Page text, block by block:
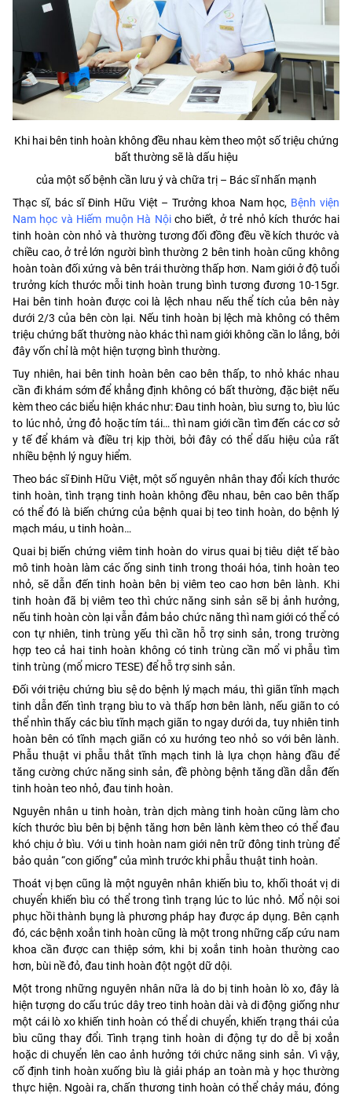
Khi hai bên tinh hoàn không đều nhau kèm theo một số triệu chứng
bất thường sẽ là dấu hiệu
của một số bệnh cần lưu ý và chữa trị – Bác sĩ nhấn mạnh
Thạc sĩ, bác sĩ Đinh Hữu Việt – Trưởng khoa Nam học, Bệnh viện
Nam học và Hiếm muộn Hà Nộicho biết, ở trẻ nhỏ kích thước hai
tinh hoàn còn nhỏ và thường tương đối đồng đều về kích thước và
chiều cao, ở trẻ lớn người bình thường 2 bên tinh hoàn cũng không
hoàn toàn đối xứng và bên trái thường thấp hơn. Nam giới ở độ tuổi
trưởng kích thước mỗi tinh hoàn trung bình tương đương 10-15gr.
Hai bên tinh hoàn được coi là lệch nhau nếu thể tích của bên này
dưới 2/3 của bên còn lại. Nếu tinh hoàn bị lệch mà không có thêm
triệu chứng bất thường nào khác thì nam giới không cần lo lắng, bởi
đây vốn chỉ là một hiện tượng bình thường.
Tuy nhiên, hai bên tinh hoàn bên cao bên thấp, to nhỏ khác nhau
cần đi khám sớm để khẳng định không có bất thường, đặc biệt nếu
kèm theo các biểu hiện khác như: Đau tinh hoàn, bìu sưng to, bìu lúc
to lúc nhỏ, ửng đỏ hoặc tím tái… thì nam giới cần tìm đến các cơ sở
y tế để khám và điều trị kịp thời, bởi đây có thể dấu hiệu của rất
nhiều bệnh lý nguy hiểm.
Theo bác sĩ Đinh Hữu Việt, một số nguyên nhân thay đổi kích thước
tinh hoàn, tình trạng tinh hoàn không đều nhau, bên cao bên thấp
có thể đó là biến chứng của bệnh quai bị teo tinh hoàn, do bệnh lý
mạch máu, u tinh hoàn…
Quai bị biến chứng viêm tinh hoàn do virus quai bị tiêu diệt tế bào
mô tinh hoàn làm các ống sinh tinh trong thoái hóa, tinh hoàn teo
nhỏ, sẽ dẫn đến tinh hoàn bên bị viêm teo cao hơn bên lành. Khi
tinh hoàn đã bị viêm teo thì chức năng sinh sản sẽ bị ảnh hưởng,
nếu tinh hoàn còn lại vẫn đảm bảo chức năng thì nam giới có thể có
con tự nhiên, tinh trùng yếu thì cần hỗ trợ sinh sản, trong trường
hợp teo cả hai tinh hoàn không có tinh trùng cần mổ vi phẫu tìm
tinh trùng (mổ micro TESE) để hỗ trợ sinh sản.
Đối với triệu chứng bìu sệ do bệnh lý mạch máu, thì giãn tĩnh mạch
tinh dẫn đến tình trạng bìu to và thấp hơn bên lành, nếu giãn to có
thể nhìn thấy các bìu tĩnh mạch giãn to ngay dưới da, tuy nhiên tinh
hoàn bên có tĩnh mạch giãn có xu hướng teo nhỏ so với bên lành.
Phẫu thuật vi phẫu thắt tĩnh mạch tinh là lựa chọn hàng đầu để
tăng cường chức năng sinh sản, đề phòng bệnh tăng dần dẫn đến
tinh hoàn teo nhỏ, đau tinh hoàn.
Nguyên nhân u tinh hoàn, tràn dịch màng tinh hoàn cũng làm cho
kích thước bìu bên bị bệnh tăng hơn bên lành kèm theo có thể đau
khó chịu ở bìu. Với u tinh hoàn nam giới nên trữ đông tinh trùng để
bảo quản “con giống” của mình trước khi phẫu thuật tinh hoàn.
Thoát vị bẹn cũng là một nguyên nhân khiến bìu to, khối thoát vị di
chuyển khiến bìu có thể trong tình trạng lúc to lúc nhỏ. Mổ nội soi
phục hồi thành bụng là phương pháp hay được áp dụng. Bên cạnh
đó, các bệnh xoắn tinh hoàn cũng là một trong những cấp cứu nam
khoa cần được can thiệp sớm, khi bị xoắn tinh hoàn thường cao
hơn, bùi nề đỏ, đau tinh hoàn đột ngột dữ dội.
Một trong những nguyên nhân nữa là do bị tinh hoàn lò xo, đây là
hiện tượng do cấu trúc dây treo tinh hoàn dài và di động giống như
một cái lò xo khiến tinh hoàn có thể di chuyển, khiến trạng thái của
bìu cũng thay đổi. Tình trạng tinh hoàn di động tự do dễ bị xoắn
hoặc di chuyển lên cao ảnh hưởng tới chức năng sinh sản. Vì vậy,
cố định tinh hoàn xuống bìu là giải pháp an toàn mà y học thường
thực hiện. Ngoài ra, chấn thương tinh hoàn có thể chảy máu, đóng